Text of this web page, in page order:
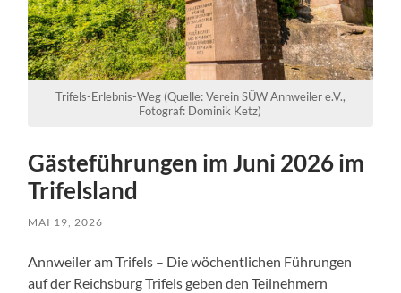
Trifels-Erlebnis-Weg (Quelle: Verein SÜW Annweiler e.V.,
Fotograf: Dominik Ketz)
Gästeführungen im Juni 2026 im
Trifelsland
MAI 19, 2026
Annweiler am Trifels – Die wöchentlichen Führungen
auf der Reichsburg Trifels geben den Teilnehmern